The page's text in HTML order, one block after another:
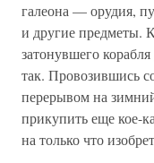
галеона — орудия,
и другие предметы.
затонувшего
так. Провозившись
перерывом на
прикупить еще кое-
на только что